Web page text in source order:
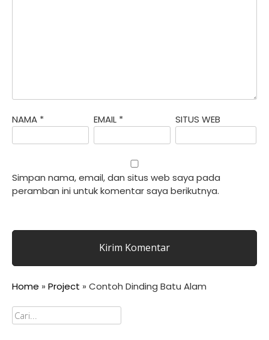
NAMA * EMAIL * SITUS WEB
Simpan nama, email, dan situs web saya pada
peramban ini untuk komentar saya berikutnya.
Home » Project » Contoh Dinding Batu Alam
Cari